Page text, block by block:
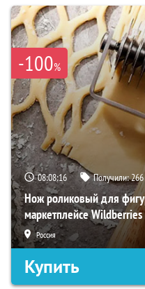
-100%
08:08:15 Получили:266
Нож роликовый для
маркетплейсе Wildberries
Россия
Купить